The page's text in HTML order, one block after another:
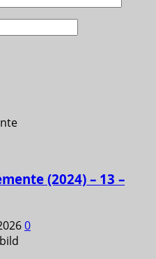
(2024) – 13 –
0